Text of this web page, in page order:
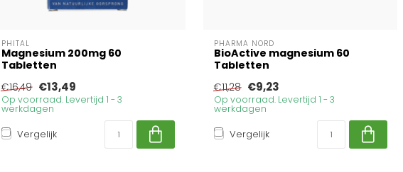
PHITAL
Magnesium 200mg 60
Tabletten
€16,49 €13,49
Op voorraad. Levertijd 1 - 3
werkdagen
Vergelijk
PHARMA NORD
BioActive magnesium 60
Tabletten
€11,28 €9,23
Op voorraad. Levertijd 1 - 3
werkdagen
Vergelijk